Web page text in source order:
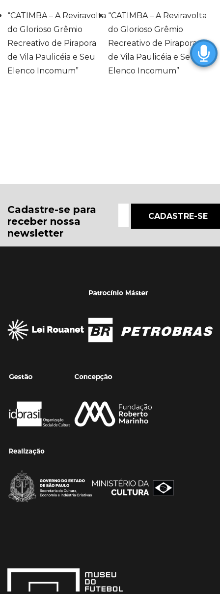
“CATIMBA – A Reviravolta
do Glorioso Grêmio
Recreativo de Pirapora
de Vila Paulicéia e Seu
Elenco Incomum”
“CATIMBA – A Reviravolta
do Glorioso Grêmio
Recreativo de Pirapora
de Vila Paulicéia e Seu
Elenco Incomum”
Cadastre-se para
receber nossa
newsletter